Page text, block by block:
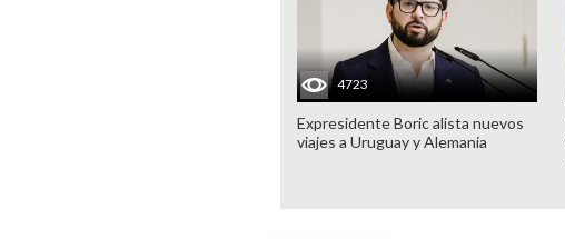
4723
Expresidente Boric alista nuevos
viajes a Uruguay y Alemania